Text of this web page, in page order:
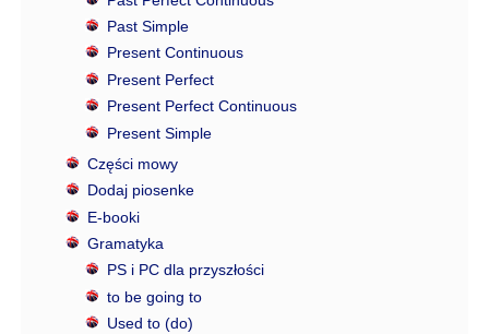
Past Simple
Present Continuous
Present Perfect
Present Perfect Continuous
Present Simple
Części mowy
Dodaj piosenke
E-booki
Gramatyka
PS i PC dla przyszłości
to be going to
Used to (do)